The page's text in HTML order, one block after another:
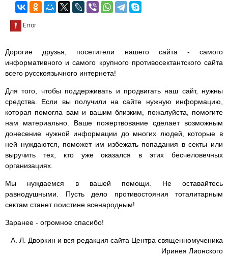
Дорогие друзья, посетители нашего сайта - самого
информативного и самого крупного противосектантского сайта
всего русскоязычного интернета!
Для того, чтобы поддерживать и продвигать наш сайт, нужны
средства. Если вы получили на сайте нужную информацию,
которая помогла вам и вашим близким, пожалуйста, помогите
нам материально. Ваше пожертвование сделает возможным
донесение нужной информации до многих людей, которые в
ней нуждаются, поможет им избежать попадания в секты или
выручить тех, кто уже оказался в этих бесчеловечных
организациях.
Мы нуждаемся в вашей помощи. Не оставайтесь
равнодушными. Пусть дело противостояния тоталитарным
сектам станет поистине всенародным!
Заранее - огромное спасибо!
А. Л. Дворкин и вся редакция сайта Центра священномученика
Иринея Лионского